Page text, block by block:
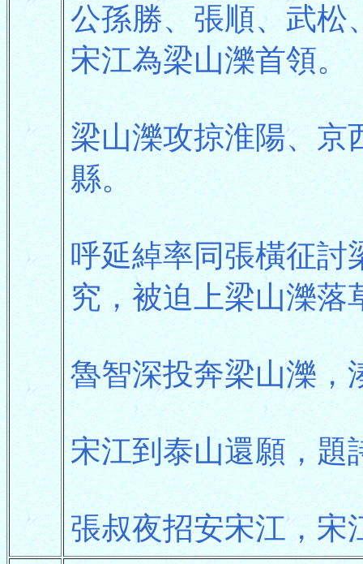
公孫勝、張順、武松
宋江為梁山濼首領。
梁山濼攻掠淮陽、京
縣。
呼延綽率同張橫征討
究，被迫上梁山濼落
魯智深投奔梁山濼，
宋江到泰山還願，題
張叔夜招安宋江，宋